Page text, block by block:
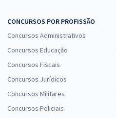
CONCURSOS POR PROFISSÃO
Concursos Administrativos
Concursos Educação
Concursos Fiscais
Concursos Jurídicos
Concursos Militares
Concursos Policiais